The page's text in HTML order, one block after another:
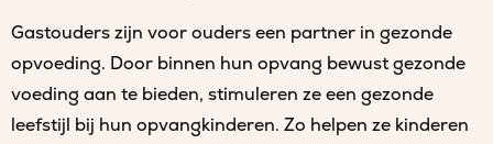
Gastouders zijn voor ouders een partner in gezonde
opvoeding. Door binnen hun opvang bewust gezonde
voeding aan te bieden, stimuleren ze een gezonde
leefstijl bij hun opvangkinderen. Zo helpen ze kinderen